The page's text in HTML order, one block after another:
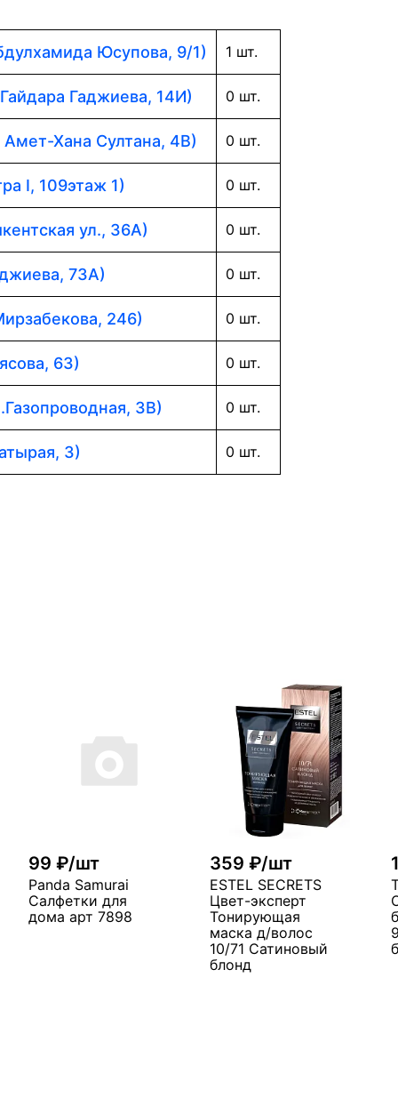
Юсупова, 9/1) 1 шт.
Гаджиева, 14И) 0 шт.
Амет-Хана Султана, 4В) 0 шт.
I, 109этаж 1) 0 шт.
ул., 36А) 0 шт.
73А) 0 шт.
246) 0 шт.
63) 0 шт.
3В) 0 шт.
3) 0 шт.
99 ₽/шт
Panda Samurai
Салфетки для
дома арт 7898
359 ₽/шт
ESTEL SECRETS
Цвет-эксперт
Тонирующая
маска д/волос
10/71 Сатиновый
блонд